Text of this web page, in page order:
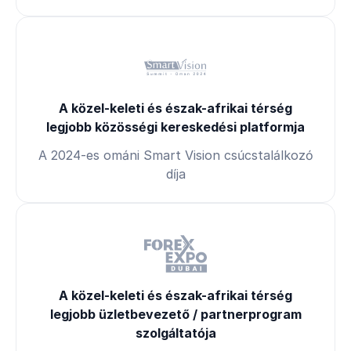
A közel-keleti és észak-afrikai térség
legjobb közösségi kereskedési platformja
A 2024-es ománi Smart Vision csúcstalálkozó
díja
A közel-keleti és észak-afrikai térség
legjobb üzletbevezető / partnerprogram
szolgáltatója